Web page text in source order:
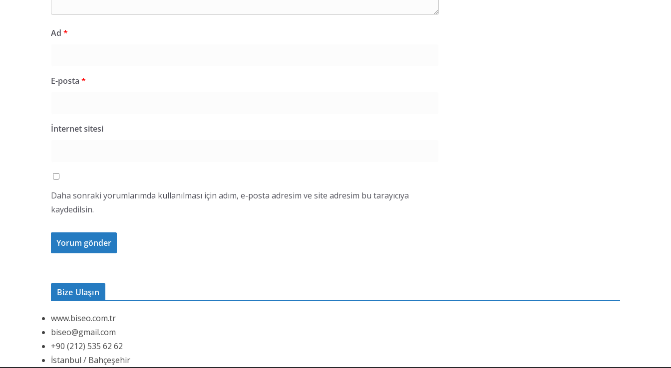
Ad *
E-posta *
İnternet sitesi
Daha sonraki yorumlarımda kullanılması için adım, e-posta adresim ve site adresim bu tarayıcıya
kaydedilsin.
Bize Ulaşın
www.biseo.com.tr
biseo@gmail.com
+90 (212) 535 62 62
İstanbul / Bahçeşehir